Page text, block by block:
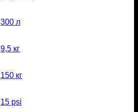
300 л
9,5 кг
150 кг
15 psi